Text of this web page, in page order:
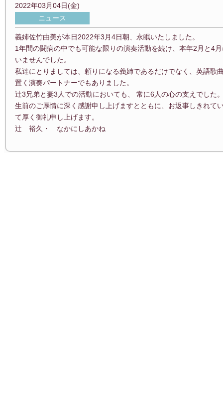
2022年03月04日(金)
ニュース
義姉佐竹由美が本日2022年3月4日朝、永眠いたしました。
1年間の闘病の中でも可能な限りの演奏活動を続け、本年2月と4
いませんでした。
私達にとりましては、頼りになる義姉であるだけでなく、英語歌
置く演奏パートナーでもありました。
辻3兄弟と妻3人での活動においても、 常に6人の心の支えでした
生前のご厚情に深く感謝申し上げますとともに、お返事しきれて
て厚く御礼申し上げます。
辻 裕久・ なかにしあかね